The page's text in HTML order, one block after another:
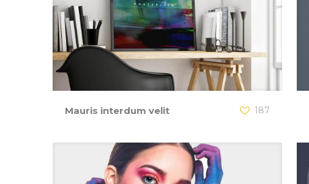
Mauris interdum velit 187